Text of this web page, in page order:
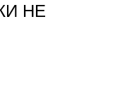
НЕ